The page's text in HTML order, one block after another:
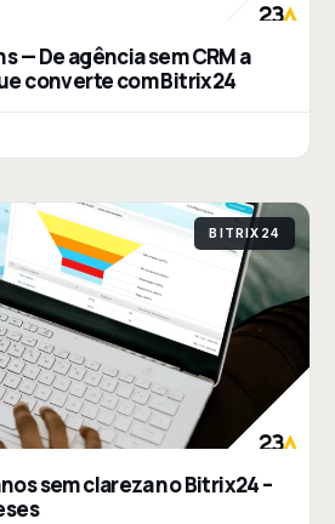
— De agência sem CRM a
converte com Bitrix24
BITRIX24
sem clareza no Bitrix24 –